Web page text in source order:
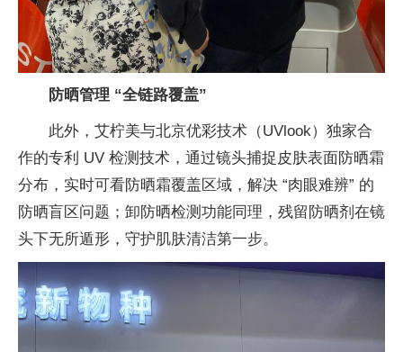
防晒管理 “全链路覆盖”
此外，艾柠美与北京优彩技术（UVlook）独家合
作的专利 UV 检测技术，通过镜头捕捉皮肤表面防晒霜
分布，实时可看防晒霜覆盖区域，解决 “肉眼难辨” 的
防晒盲区问题；卸防晒检测功能同理，残留防晒剂在镜
头下无所遁形，守护肌肤清洁第一步。